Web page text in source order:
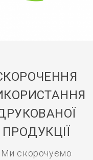
ПРОДУКЦІЇ
Ми скорочуємо